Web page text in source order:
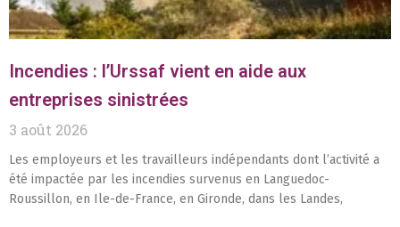
Incendies : l’Urssaf vient en aide aux
entreprises sinistrées
3 août 2026
Les employeurs et les travailleurs indépendants dont l’activité a
été impactée par les incendies survenus en Languedoc-
Roussillon, en Ile-de-France, en Gironde, dans les Landes,